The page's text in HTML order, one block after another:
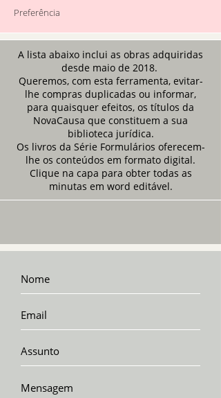
Preferência
A lista abaixo inclui as obras adquiridas
desde maio de 2018.
Queremos, com esta ferramenta, evitar-
lhe compras duplicadas ou informar,
para quaisquer efeitos, os títulos da
NovaCausa que constituem a sua
biblioteca jurídica.
Os livros da Série Formulários oferecem-
lhe os conteúdos em formato digital.
Clique na capa para obter todas as
minutas em word editável.